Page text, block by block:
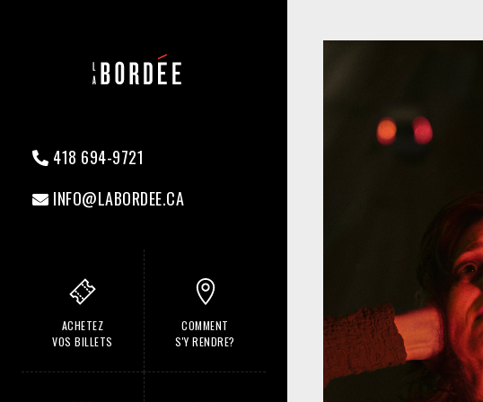
418 694-9721
INFO@LABORDEE.CA
ACHETEZ
VOS BILLETS
COMMENT
S'Y RENDRE?